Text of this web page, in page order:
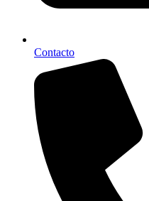
Contacto